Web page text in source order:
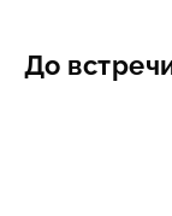
До